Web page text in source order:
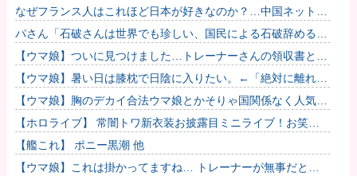
持たないと負ける」と言われびっくり！ 被団協代表（85）も
中学...
なぜフランス人はこれほど日本が好きなのか？…中国ネット
「中国と北朝鮮を除いて日本が好き」！
パさん「石破さんは世界でも珍しい、国民による石破辞めるな
デモが自然発生した総理大臣です」
【ウマ娘】ついに見つけました…トレーナーさんの領収書と給
与明細！！
【ウマ娘】暑い日は膝枕で日陰に入りたい。←「絶対に離れた
くない場所だな」
【ウマ娘】胸のデカイ合法ウマ娘とかそりゃ国関係なく人気出
るわな
【ホロライブ】 常闇トワ新衣装お披露目ミニライブ！お笑い
芸人みたいなリアクションをするトワ様
【艦これ】 ポニー黒潮 他
【ウマ娘】これは掛かってますね… トレーナーが無事だとい